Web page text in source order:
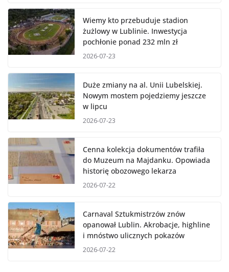
Wiemy kto przebuduje stadion
żużlowy w Lublinie. Inwestycja
pochłonie ponad 232 mln zł
2026-07-23
Duże zmiany na al. Unii Lubelskiej.
Nowym mostem pojedziemy jeszcze
w lipcu
2026-07-23
Cenna kolekcja dokumentów trafiła
do Muzeum na Majdanku. Opowiada
historię obozowego lekarza
2026-07-22
Carnaval Sztukmistrzów znów
opanował Lublin. Akrobacje, highline
i mnóstwo ulicznych pokazów
2026-07-22